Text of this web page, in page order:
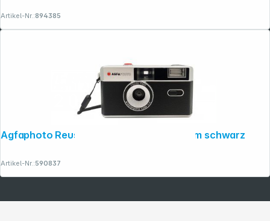
Artikel-Nr.:894385
Agfaphoto Reusable Photo Camera 35mm schwarz
Artikel-Nr.:590837